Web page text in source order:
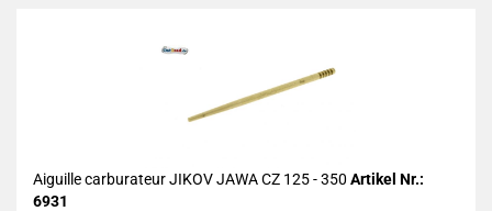
Aiguille carburateur JIKOV JAWA CZ 125 - 350 Artikel Nr.:
6931